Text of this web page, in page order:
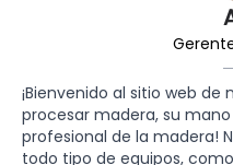
¡Bienvenido al sitio web
procesar madera, su
profesional de la madera!
todo tipo de equipos,